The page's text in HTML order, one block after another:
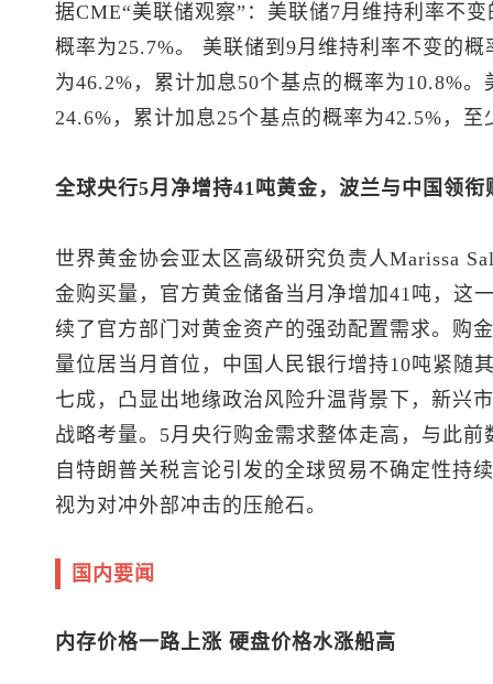
据CME“美联储观察”：美联储7月维持利率不
概率为25.7%。 美联储到9月维持利率不变的
为46.2%，累计加息50个基点的概率为10.8%
24.6%，累计加息25个基点的概率为42.5%，
全球央行5月净增持41吨黄金，波兰与中国领衔
世界黄金协会亚太区高级研究负责人Marissa
金购买量，官方黄金储备当月净增加41吨，这
续了官方部门对黄金资产的强劲配置需求。购
量位居当月首位，中国人民银行增持10吨紧随
七成，凸显出地缘政治风险升温背景下，新兴
战略考量。5月央行购金需求整体走高，与此
自特朗普关税言论引发的全球贸易不确定性持
视为对冲外部冲击的压舱石。
国内要闻
内存价格一路上涨 硬盘价格水涨船高